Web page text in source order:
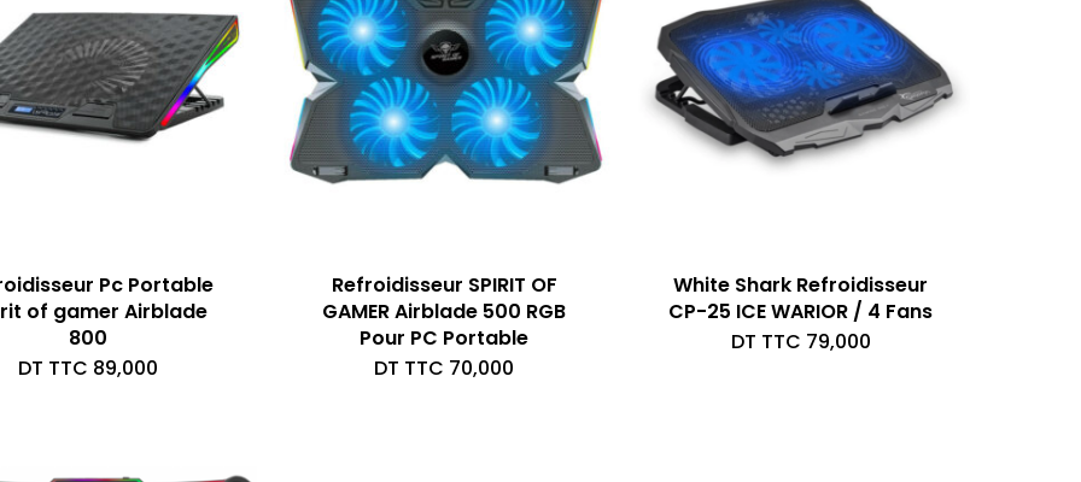
Pc Portable
of gamer Airblade
800
DT TTC 89,000
Refroidisseur SPIRIT OF
GAMER Airblade 500 RGB
Pour PC Portable
DT TTC 70,000
White Shark Refroidisseur
CP-25 ICE WARIOR / 4 Fans
DT TTC 79,000